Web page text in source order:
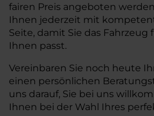
fairen Preis angeboten
Ihnen jederzeit mit
Seite, damit Sie das Fahrzeug
Ihnen passt.
Vereinbaren Sie noch heute
einen persönlichen
uns darauf, Sie bei uns
Ihnen bei der Wahl Ihres